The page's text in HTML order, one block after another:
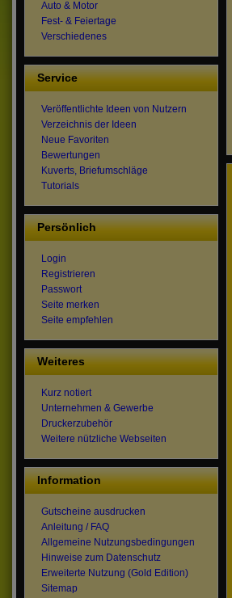
Auto & Motor
Fest- & Feiertage
Verschiedenes
Service
Veröffentlichte Ideen von Nutzern
Verzeichnis der Ideen
Neue Favoriten
Bewertungen
Kuverts, Briefumschläge
Tutorials
Persönlich
Login
Registrieren
Passwort
Seite merken
Seite empfehlen
Weiteres
Kurz notiert
Unternehmen & Gewerbe
Druckerzubehör
Weitere nützliche Webseiten
Information
Gutscheine ausdrucken
Anleitung / FAQ
Allgemeine Nutzungsbedingungen
Hinweise zum Datenschutz
Erweiterte Nutzung (Gold Edition)
Sitemap